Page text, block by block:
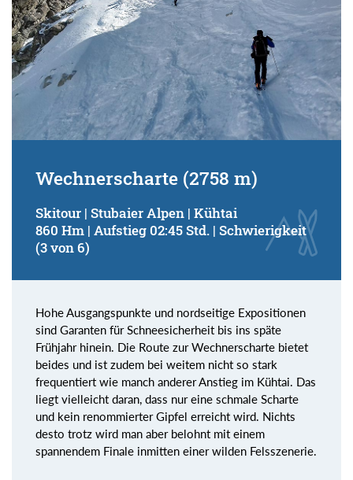
Wechnerscharte (2758 m)
Skitour | Stubaier Alpen | Kühtai
860 Hm | Aufstieg 02:45 Std. | Schwierigkeit
(3 von 6)
Hohe Ausgangspunkte und nordseitige Expositionen
sind Garanten für Schneesicherheit bis ins späte
Frühjahr hinein. Die Route zur Wechnerscharte bietet
beides und ist zudem bei weitem nicht so stark
frequentiert wie manch anderer Anstieg im Kühtai. Das
liegt vielleicht daran, dass nur eine schmale Scharte
und kein renommierter Gipfel erreicht wird. Nichts
desto trotz wird man aber belohnt mit einem
spannendem Finale inmitten einer wilden Felsszenerie.